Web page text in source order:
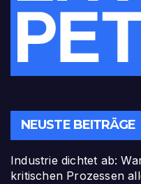
NEUSTE BEITRÄGE
Industrie dichtet ab:
kritischen Prozessen